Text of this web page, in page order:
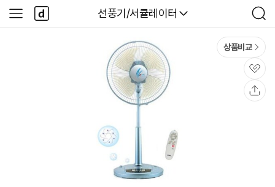
다나와
선풍기/서큘레이터
검
색
사
이
다
나
와
상품비교
관
심